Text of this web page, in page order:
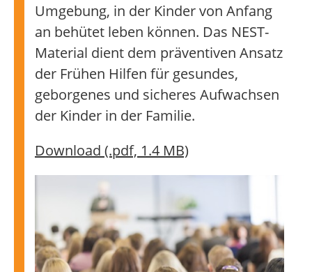
Umgebung, in der Kinder von Anfang
an behütet leben können. Das NEST-
Material dient dem präventiven Ansatz
der Frühen Hilfen für gesundes,
geborgenes und sicheres Aufwachsen
der Kinder in der Familie.
Download (.pdf, 1.4 MB)